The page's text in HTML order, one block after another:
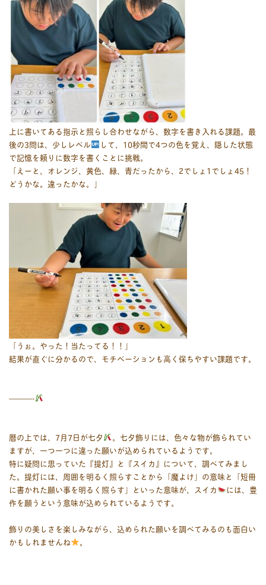
上に書いてある指示と照らし合わせながら、数字を書き入れる課題。最
後の3問は、少しレベル
して、10秒間で4つの色を覚え、隠した状態
で記憶を頼りに数字を書くことに挑戦。
「えーと、オレンジ、黄色、緑、青だったから、2でしょ1でしょ45！
どうかな。違ったかな。」
「うぉ。やった！当たってる！！」
結果が直ぐに分かるので、モチベーションも高く保ちやすい課題です。
———-
暦の上では、7月7日が七夕
。七夕飾りには、色々な物が飾られてい
ますが、一つ一つに違った願いが込められているようです。
特に疑問に思っていた『提灯』と『スイカ』について、調べてみまし
た。提灯には、周囲を明るく照らすことから「魔よけ」の意味と「短冊
に書かれた願い事を明るく照らす」といった意味が、スイカ
には、豊
作を願うという意味が込められているようです。
飾りの美しさを楽しみながら、込められた願いを調べてみるのも面白い
かもしれませんね
。